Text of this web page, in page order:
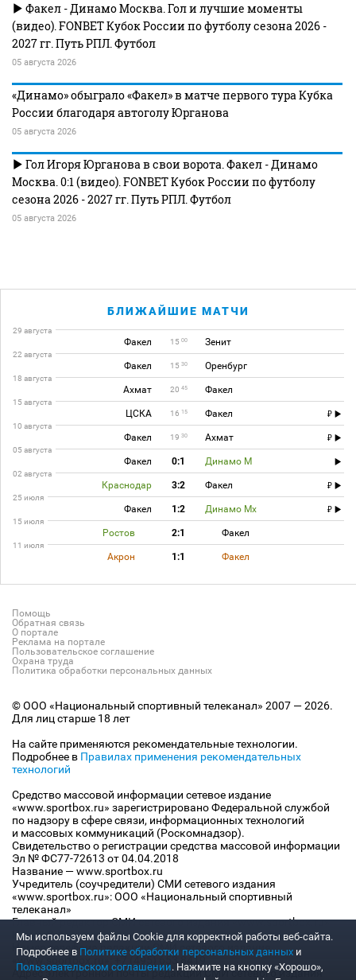
Факел - Динамо Москва. Гол и лучшие моменты
(видео). FONBET Кубок России по футболу сезона 2026 -
2027 гг. Путь РПЛ. Футбол
05 августа 2026
«Динамо» обыграло «Факел» в матче первого тура Кубка
России благодаря автоголу Юрганова
05 августа 2026
Гол Игоря Юрганова в свои ворота. Факел - Динамо
Москва. 0:1 (видео). FONBET Кубок России по футболу
сезона 2026 - 2027 гг. Путь РПЛ. Футбол
05 августа 2026
БЛИЖАЙШИЕ МАТЧИ
29 августа
Факел 15 00 Зенит
22 августа
Факел 15 30 Оренбург
18 августа
Ахмат 20 45 Факел
15 августа
ЦСКА 16 15 Факел
10 августа
Факел 19 30 Ахмат
05 августа
Факел 0:1 Динамо М
02 августа
Краснодар 3:2 Факел
25 июля
Факел 1:2 Динамо Мх
15 июля
Ростов 2:1 Факел
11 июля
Акрон 1:1 Факел
Помощь
Обратная связь
О портале
Реклама на портале
Пользовательское соглашение
Охрана труда
Политика обработки персональных данных
© ООО «Национальный спортивный телеканал» 2007 — 2026.
Для лиц старше 18 лет
На сайте применяются рекомендательные технологии.
Подробнее в Правилах применения рекомендательных
технологий
Средство массовой информации сетевое издание
«www.sportbox.ru» зарегистрировано Федеральной службой
по надзору в сфере связи, информационных технологий
и массовых коммуникаций (Роскомнадзор).
Свидетельство о регистрации средства массовой информации
Эл № ФС77-72613 от 04.04.2018
Название — www.sportbox.ru
Учредитель (соучредители) СМИ сетевого издания
«www.sportbox.ru»: ООО «Национальный спортивный
телеканал»
Главный редактор СМИ сетевого издания «www.sportbox.ru»:
Конов В.А.
Номер телефона редакции СМИ сетевого издания
«www.sportbox.ru»: +7 (495) 653 8419
Адрес электронной почты редакции СМИ сетевого издания
Мы используем файлы Сookie для корректной работы веб-сайта.
Подробнее в Политике обработки персональных данных и
Пользовательском соглашении. Нажмите на кнопку «Хорошо»,